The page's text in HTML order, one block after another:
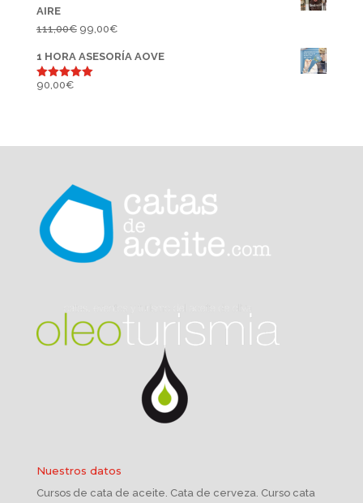
AIRE
111,00€ El
original
99,00€El
actual
1 HORA ASESORÍA AOVE
Valorado
90,00€
Nuestros datos
Cursos de cata de aceite. Cata de cerveza. Curso cata